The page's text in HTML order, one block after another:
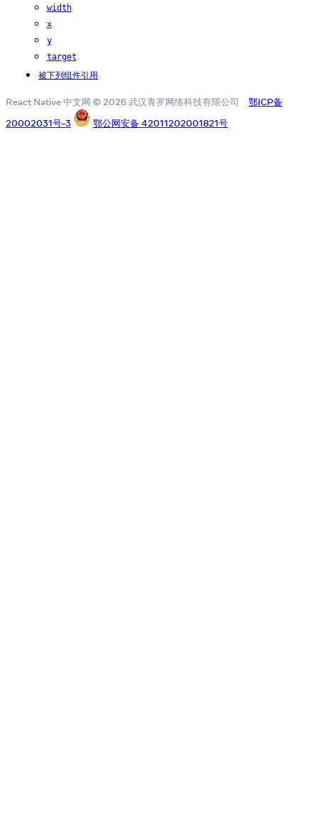
width
x
y
target
被下列组件引用
React Native 中文网 © 2026 武汉青罗网络科技有限公司
鄂ICP备
20002031号-3
鄂公网安备 42011202001821号